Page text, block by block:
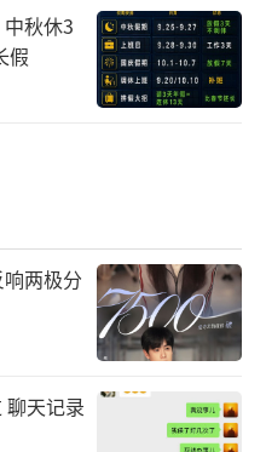
秋休3
假
两极分
天记录